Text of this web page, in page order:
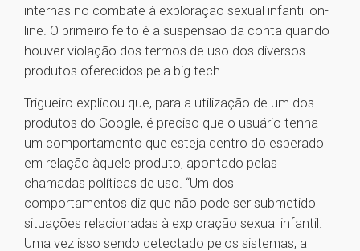
internas no combate à exploração sexual infantil on-
line. O primeiro feito é a suspensão da conta quando
houver violação dos termos de uso dos diversos
produtos oferecidos pela big tech.
Trigueiro explicou que, para a utilização de um dos
produtos do Google, é preciso que o usuário tenha
um comportamento que esteja dentro do esperado
em relação àquele produto, apontado pelas
chamadas políticas de uso. “Um dos
comportamentos diz que não pode ser submetido
situações relacionadas à exploração sexual infantil.
Uma vez isso sendo detectado pelos sistemas, a